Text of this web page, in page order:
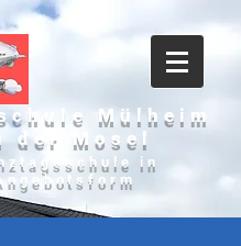
Mülheim
der Mosel
in